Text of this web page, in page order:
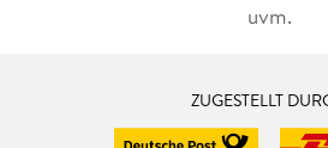
uvm.
ZUGESTELLT